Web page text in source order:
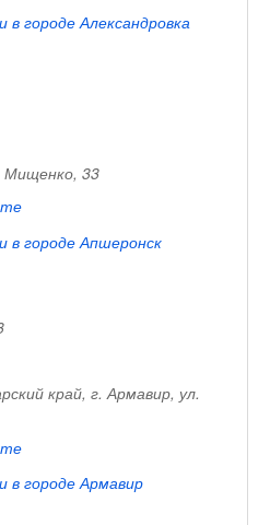
городе Александровка
Мищенко, 33
в городе Апшеронск
край, г. Армавир, ул.
в городе Армавир